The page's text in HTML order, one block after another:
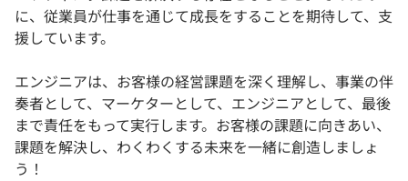
に、従業員が仕事を通じて成長をすることを期待して、支
援しています。
エンジニアは、お客様の経営課題を深く理解し、事業の伴
奏者として、マーケターとして、エンジニアとして、最後
まで責任をもって実行します。お客様の課題に向きあい、
課題を解決し、わくわくする未来を一緒に創造しましょ
う！